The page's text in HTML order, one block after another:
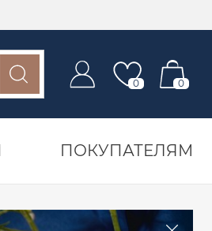
0 0
ПОКУПАТЕЛЯМ